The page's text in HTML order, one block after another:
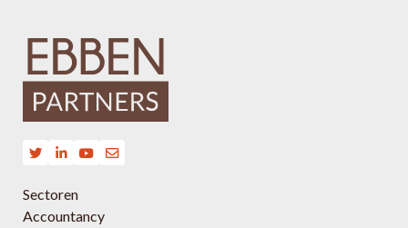
Sectoren
Accountancy